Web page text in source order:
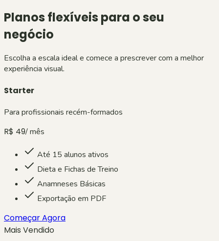
Planos flexíveis para o seu
negócio
Escolha a escala ideal e comece a prescrever com a melhor
experiência visual.
Starter
Para profissionais recém-formados
R$ 49/ mês
Até 15 alunos ativos
Dieta e Fichas de Treino
Anamneses Básicas
Exportação em PDF
Começar Agora
Mais Vendido